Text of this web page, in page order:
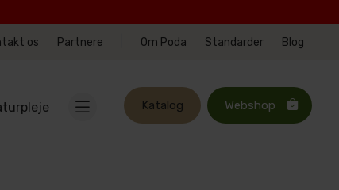
os Partnere Om Poda Standarder Blog
Katalog Webshop